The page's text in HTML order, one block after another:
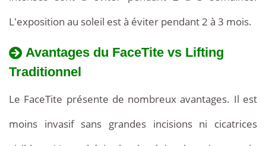
L'exposition au soleil est à éviter pendant 2 à 3 mois.
Avantages du FaceTite vs Lifting
Traditionnel
Le FaceTite présente de nombreux avantages. Il est
moins invasif sans grandes incisions ni cicatrices